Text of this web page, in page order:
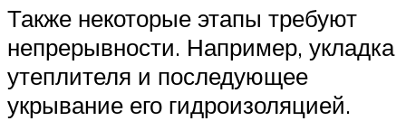
Также некоторые этапы требуют
непрерывности. Например, укладка
утеплителя и последующее
укрывание его гидроизоляцией.